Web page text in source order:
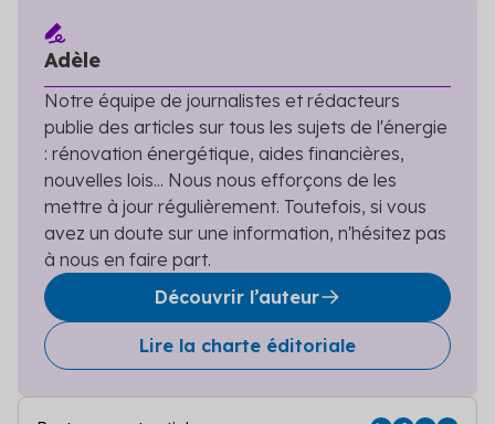
Adèle
Notre équipe de journalistes et rédacteurs
publie des articles sur tous les sujets de l'énergie
: rénovation énergétique, aides financières,
nouvelles lois... Nous nous efforçons de les
mettre à jour régulièrement. Toutefois, si vous
avez un doute sur une information, n'hésitez pas
à nous en faire part.
Découvrir l’auteur
Lire la charte éditoriale